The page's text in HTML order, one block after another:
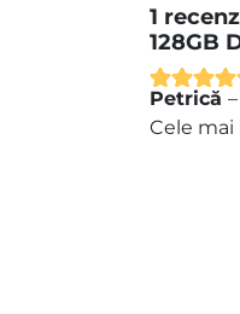
1
128GB
Evaluat la
din 5
Petrică –
Cele mai